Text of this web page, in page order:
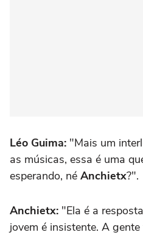
Léo Guima: "Mais um
as músicas, essa é uma
esperando, né Anchietx?".
Anchietx: "Ela é a
jovem é insistente. A